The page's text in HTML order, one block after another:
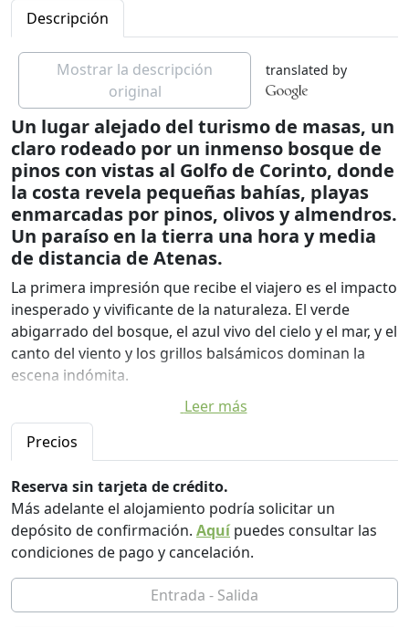
Descripción
Mostrar la descripción
original
translated by
Un lugar alejado del turismo de masas, un
claro rodeado por un inmenso bosque de
pinos con vistas al Golfo de Corinto, donde
la costa revela pequeñas bahías, playas
enmarcadas por pinos, olivos y almendros.
Un paraíso en la tierra una hora y media
de distancia de Atenas.
La primera impresión que recibe el viajero es el impacto
inesperado y vivificante de la naturaleza. El verde
abigarrado del bosque, el azul vivo del cielo y el mar, y el
canto del viento y los grillos balsámicos dominan la
escena indómita.
Las infraestructuras del conjunto habitacional, todas
blanqueadas por la caliza, tienen ese aspecto tímido
propio de una minoría culta. La falta de tráfico y el
entorno urbano visten la zona de un ropaje antiguo en
el que es fácil identificar esa parte oculta de nuestro ser
que se remonta al mundo poético de la infancia.
Se llega al mar por un camino de 250 metros, que
atraviesa el bosque y se abre repentinamente a una
gran playa de guijarros blancos, arena y rocas, casi
Leer más
Precios
Reserva sin tarjeta de crédito.
Más adelante el alojamiento podría solicitar un
depósito de confirmación. Aquípuedes consultar las
condiciones de pago y cancelación.